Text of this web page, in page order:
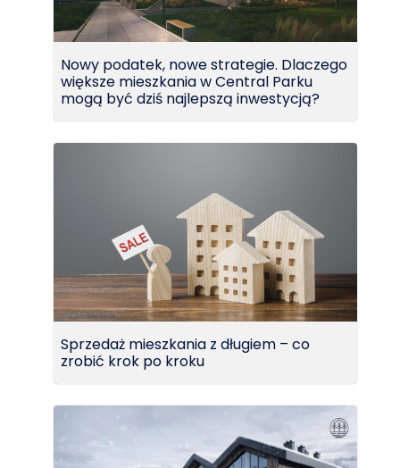
Nowy podatek, nowe strategie. Dlaczego
większe mieszkania w Central Parku
mogą być dziś najlepszą inwestycją?
Sprzedaż mieszkania z długiem – co
zrobić krok po kroku